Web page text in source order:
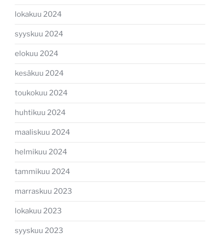
lokakuu 2024
syyskuu 2024
elokuu 2024
kesäkuu 2024
toukokuu 2024
huhtikuu 2024
maaliskuu 2024
helmikuu 2024
tammikuu 2024
marraskuu 2023
lokakuu 2023
syyskuu 2023